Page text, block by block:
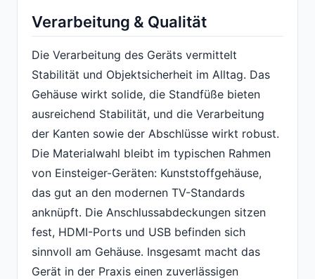
Verarbeitung & Qualität
Die Verarbeitung des Geräts vermittelt
Stabilität und Objektsicherheit im Alltag. Das
Gehäuse wirkt solide, die Standfüße bieten
ausreichend Stabilität, und die Verarbeitung
der Kanten sowie der Abschlüsse wirkt robust.
Die Materialwahl bleibt im typischen Rahmen
von Einsteiger-Geräten: Kunststoffgehäuse,
das gut an den modernen TV-Standards
anknüpft. Die Anschlussabdeckungen sitzen
fest, HDMI-Ports und USB befinden sich
sinnvoll am Gehäuse. Insgesamt macht das
Gerät in der Praxis einen zuverlässigen